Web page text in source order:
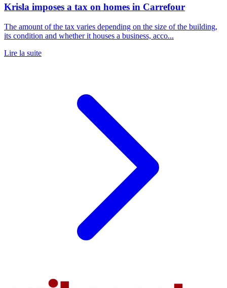
Krisla imposes a tax on homes in Carrefour
The amount of the tax varies depending on the size of the building,
its condition and whether it houses a business, acco...
Lire la suite